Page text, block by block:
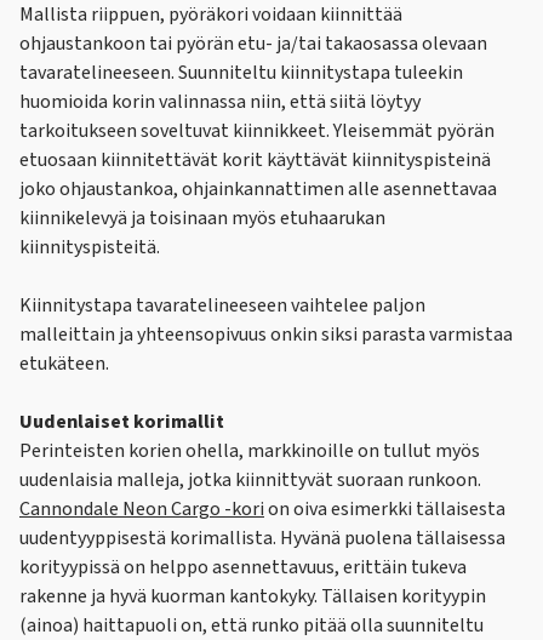
Mallista riippuen, pyöräkori voidaan kiinnittää
ohjaustankoon tai pyörän etu- ja/tai takaosassa olevaan
tavaratelineeseen. Suunniteltu kiinnitystapa tuleekin
huomioida korin valinnassa niin, että siitä löytyy
tarkoitukseen soveltuvat kiinnikkeet. Yleisemmät pyörän
etuosaan kiinnitettävät korit käyttävät kiinnityspisteinä
joko ohjaustankoa, ohjainkannattimen alle asennettavaa
kiinnikelevyä ja toisinaan myös etuhaarukan
kiinnityspisteitä.
Kiinnitystapa tavaratelineeseen vaihtelee paljon
malleittain ja yhteensopivuus onkin siksi parasta varmistaa
etukäteen.
Uudenlaiset korimallit
Perinteisten korien ohella, markkinoille on tullut myös
uudenlaisia malleja, jotka kiinnittyvät suoraan runkoon.
Cannondale Neon Cargo -korion oiva esimerkki tällaisesta
uudentyyppisestä korimallista. Hyvänä puolena tällaisessa
korityypissä on helppo asennettavuus, erittäin tukeva
rakenne ja hyvä kuorman kantokyky. Tällaisen korityypin
(ainoa) haittapuoli on, että runko pitää olla suunniteltu